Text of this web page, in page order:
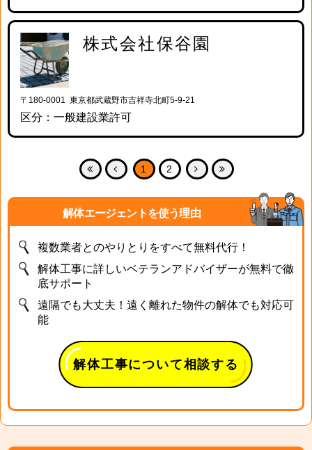
株式会社保谷園
〒180-0001 東京都武蔵野市吉祥寺北町5-9-21
区分：一般建設業許可
1 2
解体エージェントを使う理由
複数業者とのやりとりをすべて無料代行！
解体工事に詳しいベテランアドバイザーが無料で徹
底サポート
遠隔でも大丈夫！遠く離れた物件の解体でも対応可
能
解体工事について相談する